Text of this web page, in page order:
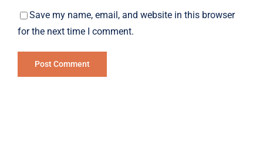
Save my name, email, and website in this browser
for the next time I comment.